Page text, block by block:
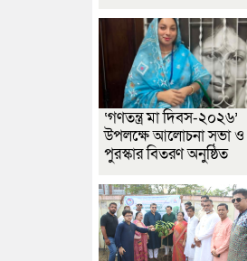
‘গণতন্ত্র মা দিবস-২০২৬’
উপলক্ষে আলোচনা সভা ও
পুরস্কার বিতরণ অনুষ্ঠিত